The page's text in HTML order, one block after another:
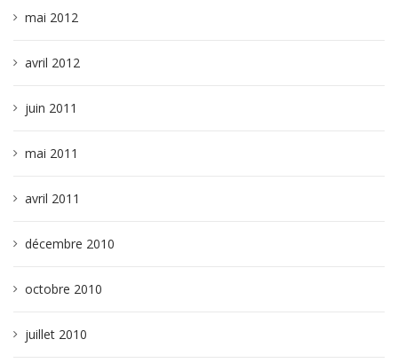
mai 2012
avril 2012
juin 2011
mai 2011
avril 2011
décembre 2010
octobre 2010
juillet 2010